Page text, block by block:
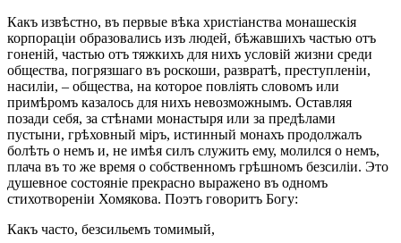
Какъ извѣстно, въ первые вѣка христіанства монашескія
корпораціи образовались изъ людей, бѣжавшихъ частью отъ
гоненій, частью отъ тяжкихъ для нихъ условій жизни среди
общества, погрязшаго въ роскоши, развратѣ, преступленіи,
насиліи, – общества, на которое повліять словомъ или
примѣромъ казалось для нихъ невозможнымъ. Оставляя
позади себя, за стѣнами монастыря или за предѣлами
пустыни, грѣховный міръ, истинный монахъ продолжалъ
болѣть о немъ и, не имѣя силъ служить ему, молился о немъ,
плача въ то же время о собственномъ грѣшномъ безсиліи. Это
душевное состояніе прекрасно выражено въ одномъ
стихотвореніи Хомякова. Поэтъ говоритъ Богу:
Какъ часто, безсильемъ томимый,